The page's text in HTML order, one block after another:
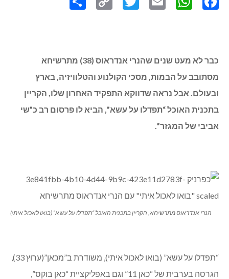
כבר לא מעט שנים שהנרי אנדראוס (38) מתרשיחא
מסתובב על הבמות, מסכי הקולנוע והטלוויזיה, בארץ
ובעולם. אבל נראה שדווקא התפקיד האחרון שלו, הקריין
בתכנית האוכל “תפדלו על עשא”, הביא לו פרסום רב כ”שי
אביבי של המגזר”.
הנרי אנדראוס מתרשיחא, הקריין בתכנית האוכל “תפדלו על עשא” (בואו לאכול איתי)
“תפדלו על עשא” (בואו לאכול איתי), משודרת ב”מכאן”(ערוץ 33),
הגרסה בערבית של “כאן 11” וגם באפליקציית “כאן בוקס”,